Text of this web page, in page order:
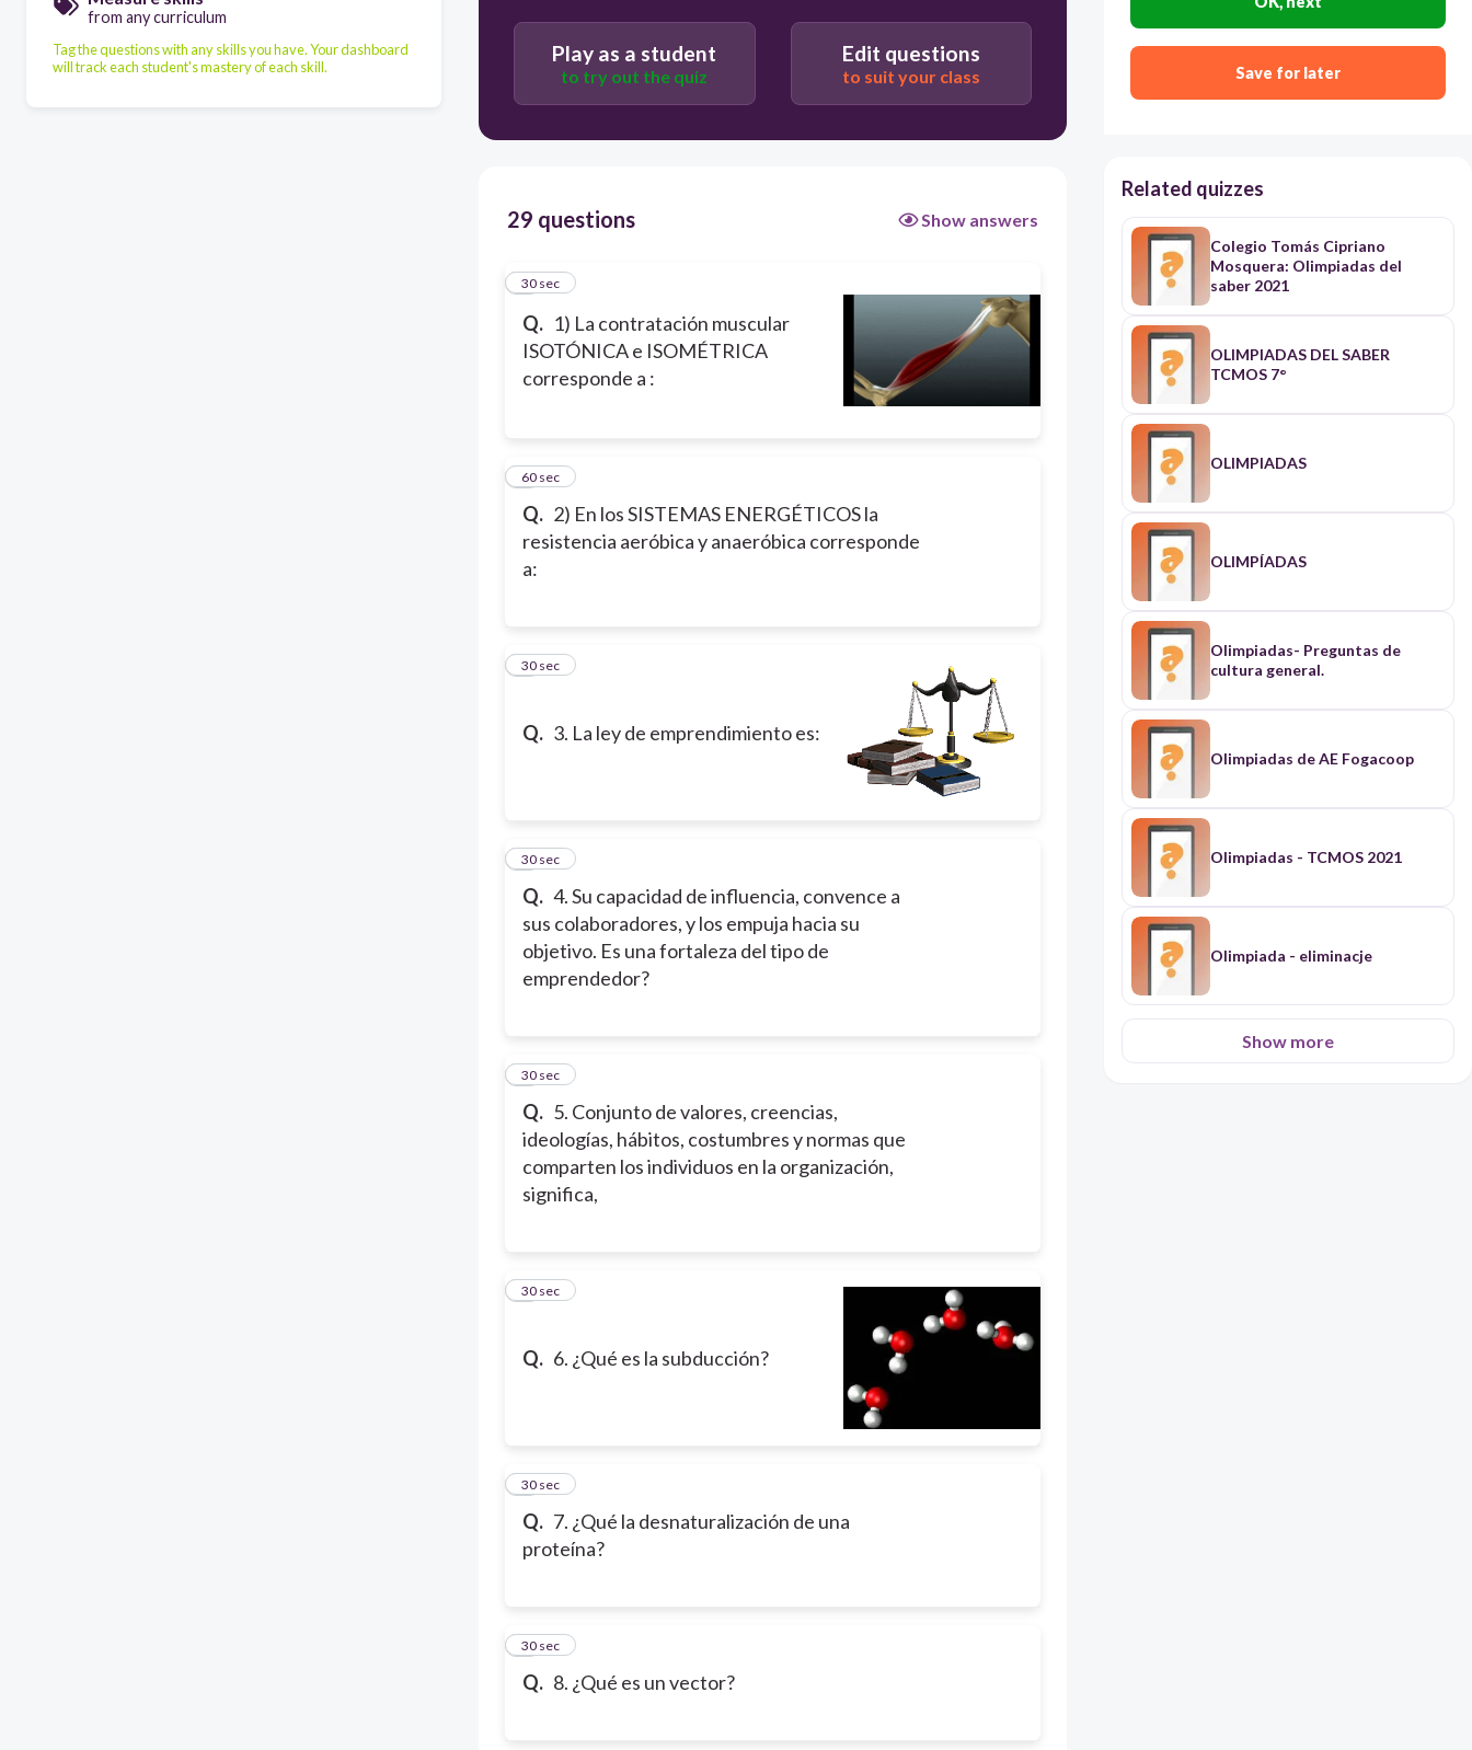
from any curriculum
Tag the questions with any skills you have. Your dashboard
will track each student's mastery of each skill.
A) isotónica: sin movilidad e isométrica: con
B) isotónica: con movilidad e isométrica: sin
D) Aeróbica: consumo de grasa a alta intensidad
Anaeróbica: consumo de glucosa a baja intensidad
Play as a student
to try out the quiz
Edit questions
to suit your class
29 questions Show answers
Q. 1) La contratación muscular
ISOTÓNICA e ISOMÉTRICA
corresponde a :
1
30 sec
Q. 2) En los SISTEMAS ENERGÉTICOS la
resistencia aeróbica y anaeróbica corresponde
a:
260 sec
Q. 3. La ley de emprendimiento es:
3
30 sec
Q. 4. Su capacidad de influencia, convence a
sus colaboradores, y los empuja hacia su
objetivo. Es una fortaleza del tipo de
emprendedor?
4
30 sec
Q. 5. Conjunto de valores, creencias,
ideologías, hábitos, costumbres y normas que
comparten los individuos en la organización,
significa,
5
30 sec
Q. 6. ¿Qué es la subducción?
6
30 sec
Q. 7. ¿Qué la desnaturalización de una
proteína?
7
30 sec
Q. 8. ¿Qué es un vector?
8
30 sec
Save for later
Related quizzes
Colegio Tomás Cipriano
Mosquera: Olimpiadas del
saber 2021
OLIMPIADAS DEL SABER
TCMOS 7°
OLIMPIADAS
OLIMPÍADAS
Olimpiadas- Preguntas de
cultura general.
Olimpiadas de AE Fogacoop
Olimpiadas - TCMOS 2021
Olimpiada - eliminacje
Show more